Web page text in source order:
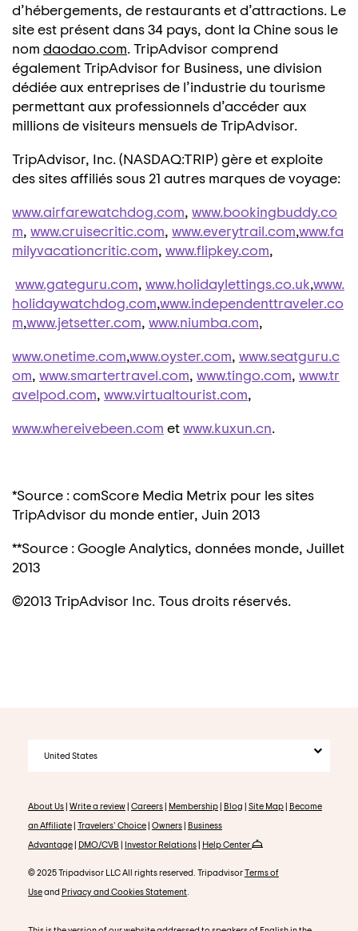
d’hébergements, de restaurants et d’attractions. Le
site est présent dans 34 pays, dont la Chine sous le
nom daodao.com. TripAdvisor comprend
également TripAdvisor for Business, une division
dédiée aux entreprises de l’industrie du tourisme
permettant aux professionnels d’accéder aux
millions de visiteurs mensuels de TripAdvisor.
TripAdvisor, Inc. (NASDAQ:TRIP) gère et exploite
des sites affiliés sous 21 autres marques de voyage:
www.airfarewatchdog.com, www.bookingbuddy.co
m, www.cruisecritic.com, www.everytrail.com,www.fa
milyvacationcritic.com, www.flipkey.com,
www.gateguru.com, www.holidaylettings.co.uk,www.
holidaywatchdog.com,www.independenttraveler.co
m,www.jetsetter.com, www.niumba.com,
www.onetime.com,www.oyster.com, www.seatguru.c
om, www.smartertravel.com, www.tingo.com, www.tr
avelpod.com, www.virtualtourist.com,
www.whereivebeen.com etwww.kuxun.cn.
*Source : comScore Media Metrix pour les sites
TripAdvisor du monde entier, Juin 2013
**Source : Google Analytics, données monde, Juillet
2013
©2013 TripAdvisor Inc. Tous droits réservés.
United States
About Us| Write a review| Careers| Membership| Blog | Site Map| Become
an Affiliate| Travelers' Choice| Owners| Business
Advantage| DMO/CVB | Investor Relations| Help Center
© 2025 Tripadvisor LLC All rights reserved. TripadvisorTerms of
Useand Privacy and Cookies Statement